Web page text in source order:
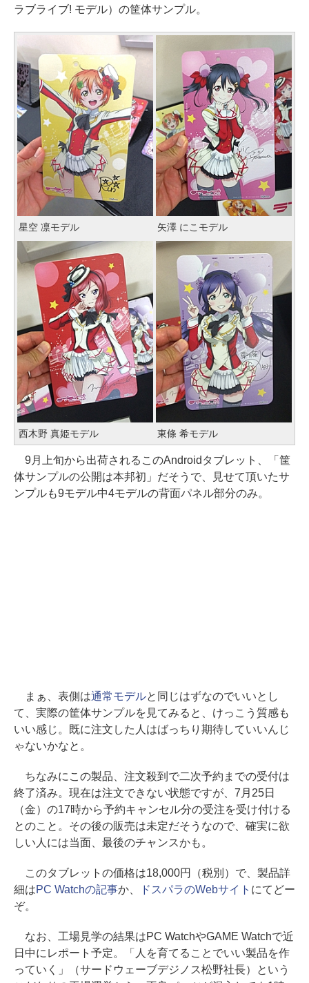
ラブライブ! モデル）の筐体サンプル。
星空 凛モデル 矢澤 にこモデル
西木野 真姫モデル 東條 希モデル
9月上旬から出荷されるこのAndroidタブレット、「筐
体サンプルの公開は本邦初」だそうで、見せて頂いたサ
ンプルも9モデル中4モデルの背面パネル部分のみ。
まぁ、表側は通常モデルと同じはずなのでいいとし
て、実際の筐体サンプルを見てみると、けっこう質感も
いい感じ。既に注文した人はばっちり期待していいんじ
ゃないかなと。
ちなみにこの製品、注文殺到で二次予約までの受付は
終了済み。現在は注文できない状態ですが、7月25日
（金）の17時から予約キャンセル分の受注を受け付ける
とのこと。その後の販売は未定だそうなので、確実に欲
しい人には当面、最後のチャンスかも。
このタブレットの価格は18,000円（税別）で、製品詳
細はPC Watchの記事か、 ドスパラのWebサイト にてどー
ぞ。
なお、工場見学の結果はPC WatchやGAME Watchで近
日中にレポート予定。「人を育てることでいい製品を作
っていく」（サードウェーブデジノス松野社長）という